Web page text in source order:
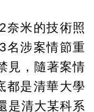
奈米的技術照
名涉案情節重
見，隨著案情
都是清華大學
是清大某科系